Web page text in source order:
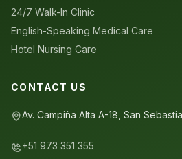
24/7 Walk-In Clinic
English-Speaking Medical Care
Hotel Nursing Care
CONTACT US
Av. Campiña Alta A-18, San
+51 973 351 355